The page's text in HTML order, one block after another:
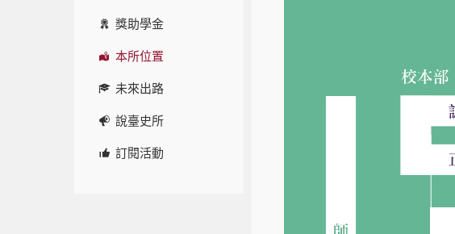
獎助學金
本所位置
未來出路
說臺史所
訂閱活動